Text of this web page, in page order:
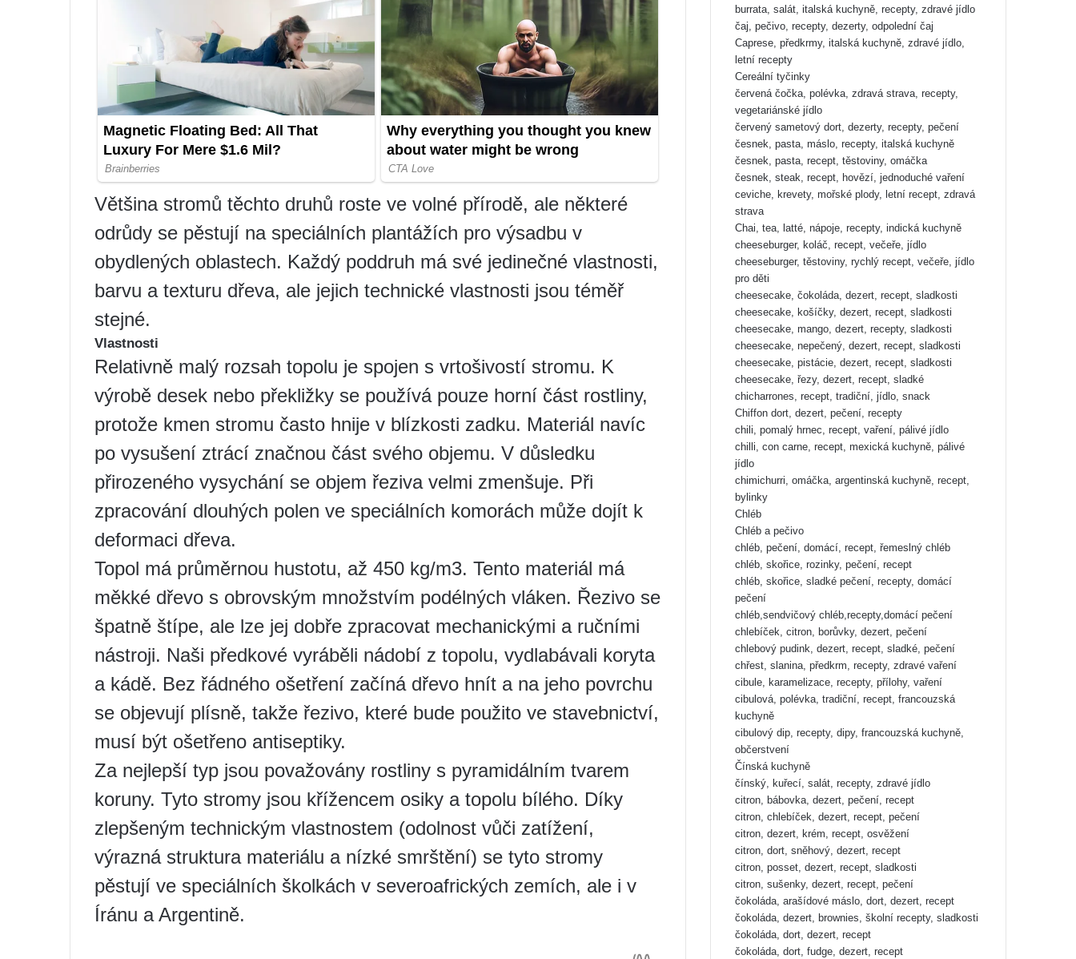
Většina stromů těchto druhů roste ve volné přírodě, ale některé
odrůdy se pěstují na speciálních plantážích pro výsadbu v
obydlených oblastech. Každý poddruh má své jedinečné vlastnosti,
barvu a texturu dřeva, ale jejich technické vlastnosti jsou téměř
stejné.
Vlastnosti
Relativně malý rozsah topolu je spojen s vrtošivostí stromu. K
výrobě desek nebo překližky se používá pouze horní část rostliny,
protože kmen stromu často hnije v blízkosti zadku. Materiál navíc
po vysušení ztrácí značnou část svého objemu. V důsledku
přirozeného vysychání se objem řeziva velmi zmenšuje. Při
zpracování dlouhých polen ve speciálních komorách může dojít k
deformaci dřeva.
Topol má průměrnou hustotu, až 450 kg/m3. Tento materiál má
měkké dřevo s obrovským množstvím podélných vláken. Řezivo se
špatně štípe, ale lze jej dobře zpracovat mechanickými a ručními
nástroji. Naši předkové vyráběli nádobí z topolu, vydlabávali koryta
a kádě. Bez řádného ošetření začíná dřevo hnít a na jeho povrchu
se objevují plísně, takže řezivo, které bude použito ve stavebnictví,
musí být ošetřeno antiseptiky.
Za nejlepší typ jsou považovány rostliny s pyramidálním tvarem
koruny. Tyto stromy jsou křížencem osiky a topolu bílého. Díky
zlepšeným technickým vlastnostem (odolnost vůči zatížení,
výrazná struktura materiálu a nízké smrštění) se tyto stromy
pěstují ve speciálních školkách v severoafrických zemích, ale i v
Íránu a Argentině.
burrata, salát, italská kuchyně, recepty, zdravé jídlo
čaj, pečivo, recepty, dezerty, odpolední čaj
Caprese, předkrmy, italská kuchyně, zdravé jídlo,
letní recepty
Cereální tyčinky
červená čočka, polévka, zdravá strava, recepty,
vegetariánské jídlo
červený sametový dort, dezerty, recepty, pečení
česnek, pasta, máslo, recepty, italská kuchyně
česnek, pasta, recept, těstoviny, omáčka
česnek, steak, recept, hovězí, jednoduché vaření
ceviche, krevety, mořské plody, letní recept, zdravá
strava
Chai, tea, latté, nápoje, recepty, indická kuchyně
cheeseburger, koláč, recept, večeře, jídlo
cheeseburger, těstoviny, rychlý recept, večeře, jídlo
pro děti
cheesecake, čokoláda, dezert, recept, sladkosti
cheesecake, košíčky, dezert, recept, sladkosti
cheesecake, mango, dezert, recepty, sladkosti
cheesecake, nepečený, dezert, recept, sladkosti
cheesecake, pistácie, dezert, recept, sladkosti
cheesecake, řezy, dezert, recept, sladké
chicharrones, recept, tradiční, jídlo, snack
Chiffon dort, dezert, pečení, recepty
chili, pomalý hrnec, recept, vaření, pálivé jídlo
chilli, con carne, recept, mexická kuchyně, pálivé
jídlo
chimichurri, omáčka, argentinská kuchyně, recept,
bylinky
Chléb
Chléb a pečivo
chléb, pečení, domácí, recept, řemeslný chléb
chléb, skořice, rozinky, pečení, recept
chléb, skořice, sladké pečení, recepty, domácí
pečení
chléb,sendvičový chléb,recepty,domácí pečení
chlebíček, citron, borůvky, dezert, pečení
chlebový pudink, dezert, recept, sladké, pečení
chřest, slanina, předkrm, recepty, zdravé vaření
cibule, karamelizace, recepty, přílohy, vaření
cibulová, polévka, tradiční, recept, francouzská
kuchyně
cibulový dip, recepty, dipy, francouzská kuchyně,
občerstvení
Čínská kuchyně
čínský, kuřecí, salát, recepty, zdravé jídlo
citron, bábovka, dezert, pečení, recept
citron, chlebíček, dezert, recept, pečení
citron, dezert, krém, recept, osvěžení
citron, dort, sněhový, dezert, recept
citron, posset, dezert, recept, sladkosti
citron, sušenky, dezert, recept, pečení
čokoláda, arašídové máslo, dort, dezert, recept
čokoláda, dezert, brownies, školní recepty, sladkosti
čokoláda, dort, dezert, recept
čokoláda, dort, fudge, dezert, recept